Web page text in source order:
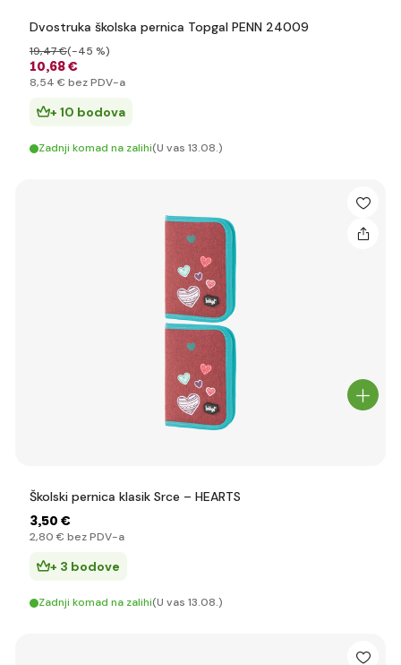
Dvostruka školska pernica Topgal PENN 24009
10,68 €
19,47 €(-45 %)
8,54 € bez PDV-a
+ 10 bodova
Zadnji komad na zalihi(U vas 13.08.)
Školski pernica klasik Srce – HEARTS
3,50 €
2,80 € bez PDV-a
+ 3 bodove
Zadnji komad na zalihi(U vas 13.08.)